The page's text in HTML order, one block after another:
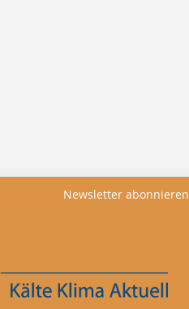
Newsletter abonnieren